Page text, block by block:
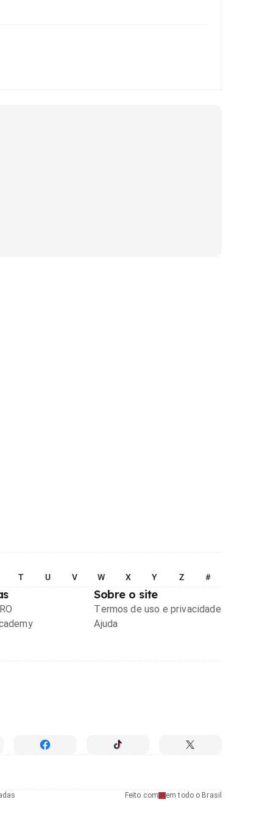
T U V W X Y Z #
Sobre o site
Termos de uso e privacidade
Ajuda
Feito com em todo o Brasil